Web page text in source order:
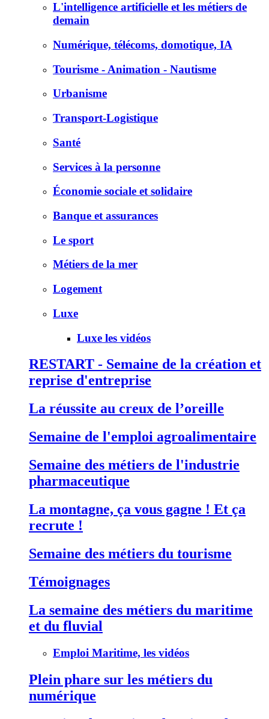
L'intelligence artificielle et les métiers de
demain
Numérique, télécoms, domotique, IA
Tourisme - Animation - Nautisme
Urbanisme
Transport-Logistique
Santé
Services à la personne
Économie sociale et solidaire
Banque et assurances
Le sport
Métiers de la mer
Logement
Luxe
Luxe les vidéos
RESTART - Semaine de la création et
reprise d'entreprise
La réussite au creux de l’oreille
Semaine de l'emploi agroalimentaire
Semaine des métiers de l'industrie
pharmaceutique
La montagne, ça vous gagne ! Et ça
recrute !
Semaine des métiers du tourisme
Témoignages
La semaine des métiers du maritime
et du fluvial
Emploi Maritime, les vidéos
Plein phare sur les métiers du
numérique